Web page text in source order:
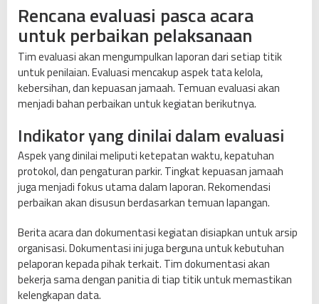
Rencana evaluasi pasca acara
untuk perbaikan pelaksanaan
Tim evaluasi akan mengumpulkan laporan dari setiap titik
untuk penilaian. Evaluasi mencakup aspek tata kelola,
kebersihan, dan kepuasan jamaah. Temuan evaluasi akan
menjadi bahan perbaikan untuk kegiatan berikutnya.
Indikator yang dinilai dalam evaluasi
Aspek yang dinilai meliputi ketepatan waktu, kepatuhan
protokol, dan pengaturan parkir. Tingkat kepuasan jamaah
juga menjadi fokus utama dalam laporan. Rekomendasi
perbaikan akan disusun berdasarkan temuan lapangan.
Berita acara dan dokumentasi kegiatan disiapkan untuk arsip
organisasi. Dokumentasi ini juga berguna untuk kebutuhan
pelaporan kepada pihak terkait. Tim dokumentasi akan
bekerja sama dengan panitia di tiap titik untuk memastikan
kelengkapan data.